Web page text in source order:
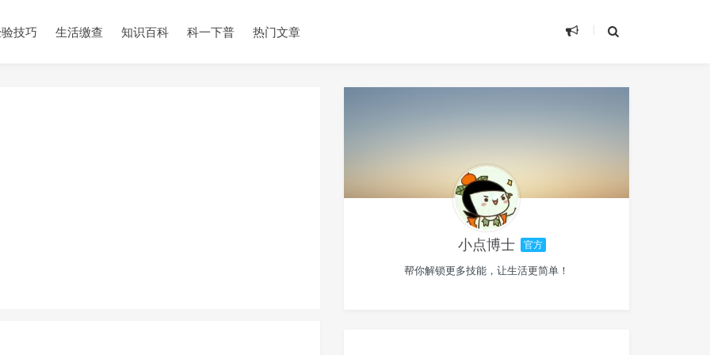
技巧 生活缴查 知识百科 科一下普 热门文章
小点博士 官方
帮你解锁更多技能，让生活更简单！